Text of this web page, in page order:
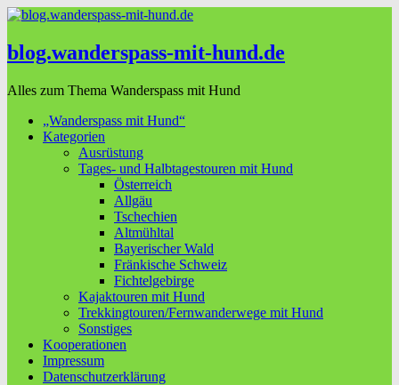
blog.wanderspass-mit-hund.de
Alles zum Thema Wanderspass mit Hund
„Wanderspass mit Hund“
Kategorien
Ausrüstung
Tages- und Halbtagestouren mit Hund
Österreich
Allgäu
Tschechien
Altmühltal
Bayerischer Wald
Fränkische Schweiz
Fichtelgebirge
Kajaktouren mit Hund
Trekkingtouren/Fernwanderwege mit Hund
Sonstiges
Kooperationen
Impressum
Datenschutzerklärung